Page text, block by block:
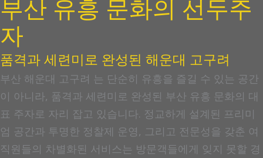
부산 유흥 문화의 선두주
자
품격과 세련미로 완성된 해운대 고구려
부산 해운대 고구려 는 단순히 유흥을 즐길 수 있는 공간
이 아니라, 품격과 세련미로 완성된 부산 유흥 문화의 대
표 주자로 자리 잡고 있습니다. 정교하게 설계된 프리미
엄 공간과 투명한 정찰제 운영, 그리고 전문성을 갖춘 여
직원들의 차별화된 서비스는 방문객들에게 잊지 못할 경